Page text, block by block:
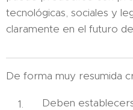
tecnológicas, sociales y
claramente en el futuro
De forma muy resumida
Deben